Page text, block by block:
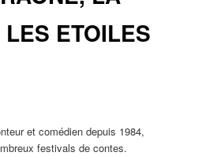
ETOILES
et comédien depuis 1984,
festivals de contes.